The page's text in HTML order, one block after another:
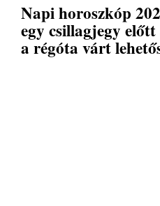
Napi horoszkóp
egy csillagjegy
a régóta várt